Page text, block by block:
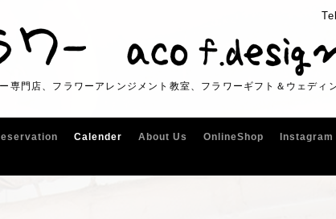
専門店、フラワーアレンジメント教室、フラワーギフト＆ウェディ
Calender About Us OnlineShop Instagram